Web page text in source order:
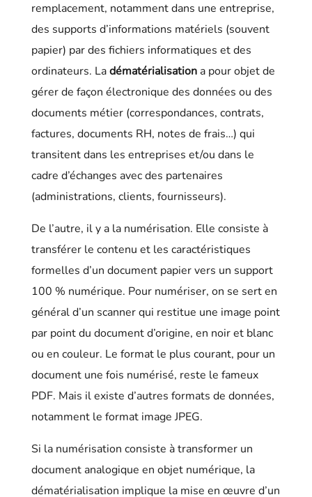
remplacement, notamment dans une entreprise,
des supports d’informations matériels (souvent
papier) par des fichiers informatiques et des
ordinateurs. Ladématérialisationa pour objet de
gérer de façon électronique des données ou des
documents métier (correspondances, contrats,
factures, documents RH, notes de frais…) qui
transitent dans les entreprises et/ou dans le
cadre d’échanges avec des partenaires
(administrations, clients, fournisseurs).
De l’autre, il y a la numérisation. Elle consiste à
transférer le contenu et les caractéristiques
formelles d’un document papier vers un support
100 % numérique. Pour numériser, on se sert en
général d’un scanner qui restitue une image point
par point du document d’origine, en noir et blanc
ou en couleur. Le format le plus courant, pour un
document une fois numérisé, reste le fameux
PDF. Mais il existe d’autres formats de données,
notamment le format image JPEG.
Si la numérisation consiste à transformer un
document analogique en objet numérique, la
dématérialisation implique la mise en œuvre d’un